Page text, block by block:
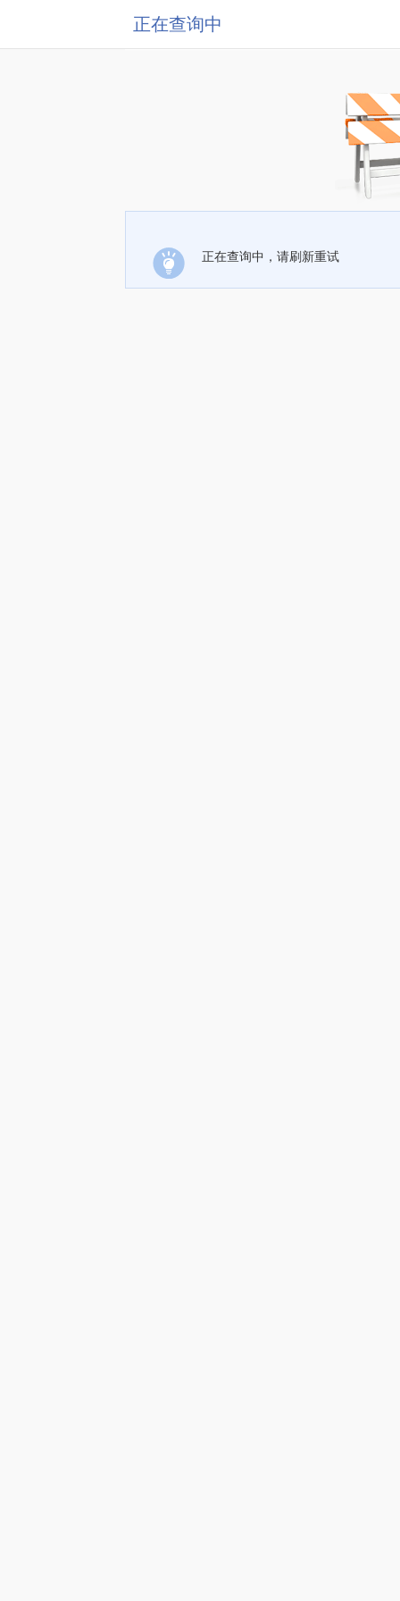
正在查询中
正在查询中，请刷新重试